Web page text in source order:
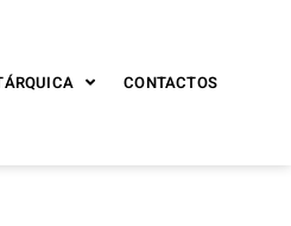
CONTACTOS